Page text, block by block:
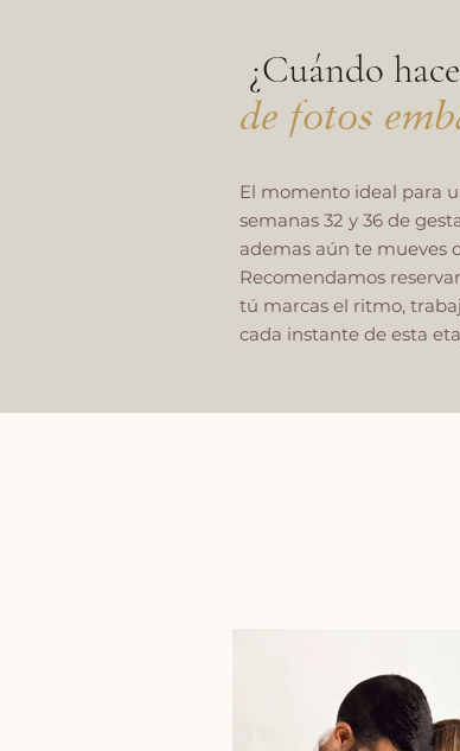
¿Cuándo
de fotos
El momento ideal para
semanas 32 y 36 de
ademas aún te mueves
Recomendamos
tú marcas el ritmo,
cada instante de esta